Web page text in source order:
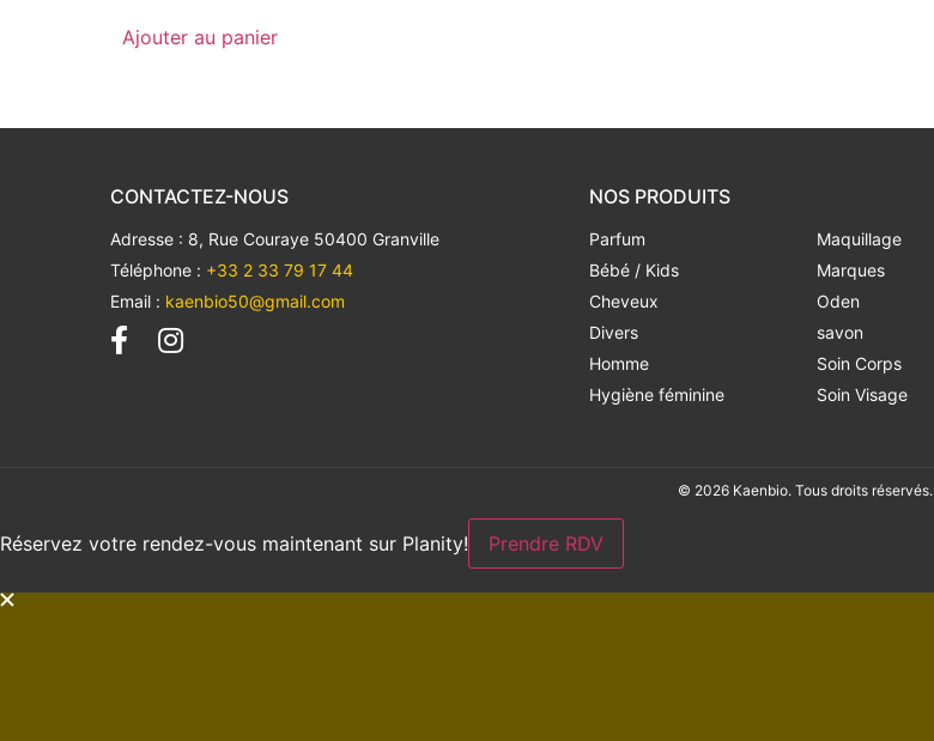
Ajouter au panier
CONTACTEZ-NOUS
Adresse : 8, Rue Couraye 50400 Granville
Téléphone : +33 2 33 79 17 44
Email : kaenbio50@gmail.com
NOS PRODUITS
Parfum
Bébé / Kids
Cheveux
Divers
Homme
Hygiène féminine
Maquillage
Marques
Oden
savon
Soin Corps
Soin Visage
© 2026 Kaenbio. Tous droits réservés.
Réservez votre rendez-vous maintenant sur Planity! Prendre RDV